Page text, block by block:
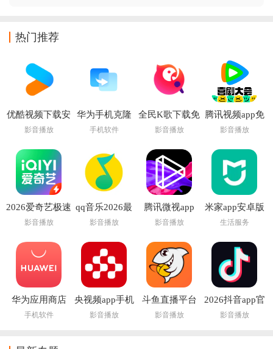
热门推荐
优酷视频下载安
装官方免费下载
影音播放
华为手机克隆
app下载安装
手机软件
全民K歌下载免
费2026新版
影音播放
腾讯视频app免
费下载安装最新
影音播放
2026爱奇艺极速
版app
影音播放
qq音乐2026最
新版本
影音播放
腾讯微视app
影音播放
米家app安卓版
生活服务
华为应用商店
app(华为应用市
手机软件
央视频app手机
版
影音播放
斗鱼直播平台
app
影音播放
2026抖音app官
方正版
影音播放